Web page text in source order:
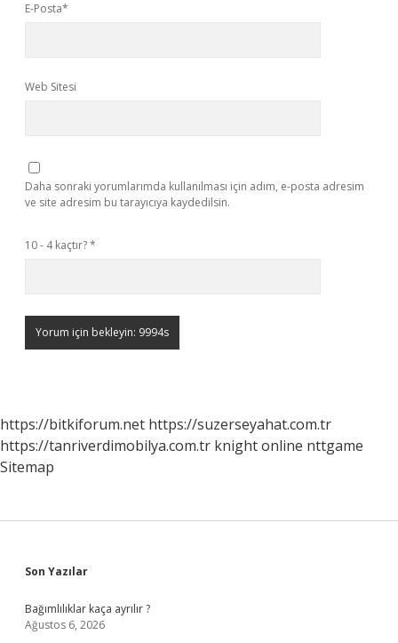
E-Posta*
Web Sitesi
Daha sonraki yorumlarımda kullanılması için adım, e-posta adresim
ve site adresim bu tarayıcıya kaydedilsin.
10 - 4 kaçtır?*
https://bitkiforum.net https://suzerseyahat.com.tr
https://tanriverdimobilya.com.tr knight online nttgame
Sitemap
Sidebar
Son Yazılar
Bağımlılıklar kaça ayrılır ?
Ağustos 6, 2026